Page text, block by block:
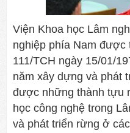
Viện Khoa học Lâm
nghiệp phía Nam được
111/TCH ngày 15/01/
năm xây dựng và phát
được những thành tựu
học công nghệ trong
và phát triển rừng ở